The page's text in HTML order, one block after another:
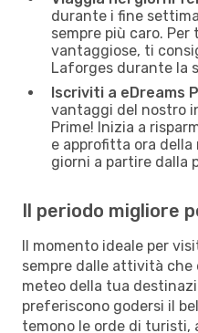
durante i fine
sempre più caro.
vantaggiose, ti
Laforges durante la
Iscriviti a eDreams
vantaggi del nostro
Prime! Inizia a
e approfitta ora
giorni a partire dalla
Il periodo migliore
Il momento ideale per
sempre dalle attività che
meteo della tua
preferiscono godersi il
temono le orde di turisti,